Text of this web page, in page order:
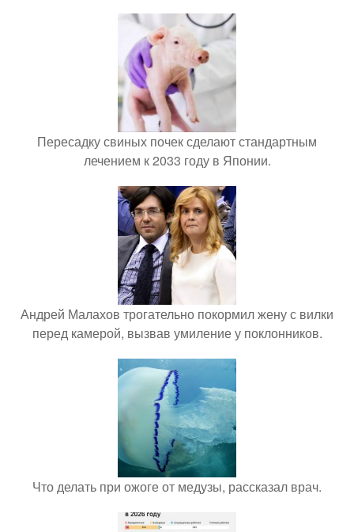
Пересадку свиных почек сделают стандартным
лечением к 2033 году в Японии.
Андрей Малахов трогательно покормил жену с вилки
перед камерой, вызвав умиление у поклонников.
Что делать при ожоге от медузы, рассказал врач.